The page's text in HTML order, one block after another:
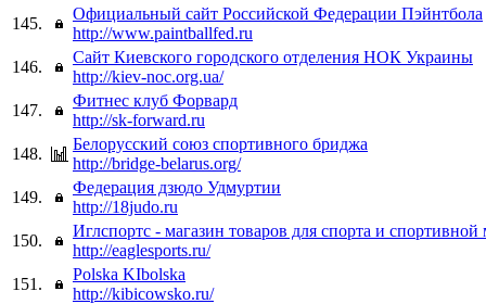
145.
Официальный сайт Российской Федерации Пэйнтбола
http://www.paintballfed.ru
146.
Сайт Киевского городского отделения НОК Украины
http://kiev-noc.org.ua/
147.
Фитнес клуб Форвард
http://sk-forward.ru
148.
Белорусский союз спортивного бриджа
http://bridge-belarus.org/
149.
Федерация дзюдо Удмуртии
http://18judo.ru
150.
Иглспортс - магазин товаров для спорта и
http://eaglesports.ru/
151.
Polska KIbolska
http://kibicowsko.ru/